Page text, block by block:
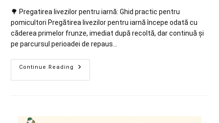
🌳 Pregatirea livezilor pentru iarnă: Ghid practic pentru
pomicultori Pregătirea livezilor pentru iarnă începe odată cu
căderea primelor frunze, imediat după recoltă, dar continuă și
pe parcursul perioadei de repaus…
Continue Reading